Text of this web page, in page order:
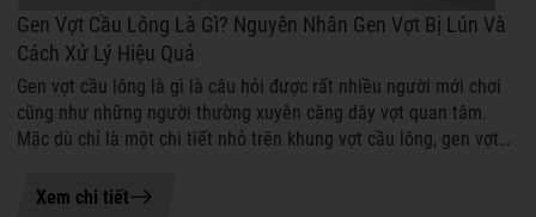
05-08-2026 15:11
Gen Vợt Cầu Lông Là Gì? Nguyên Nhân Gen Vợt Bị Lún Và
Cách Xử Lý Hiệu Quả
Gen vợt cầu lông là gì là câu hỏi được rất nhiều người mới chơi
cũng như những người thường xuyên căng dây vợt quan tâm.
Mặc dù chỉ là một chi tiết nhỏ trên khung vợt cầu lông, gen vợt
Xem chi tiết